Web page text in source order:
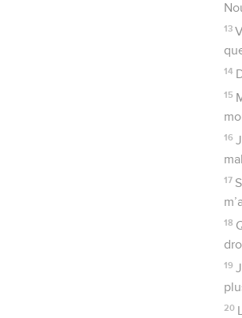
13
14
15
16
17
18
19
20